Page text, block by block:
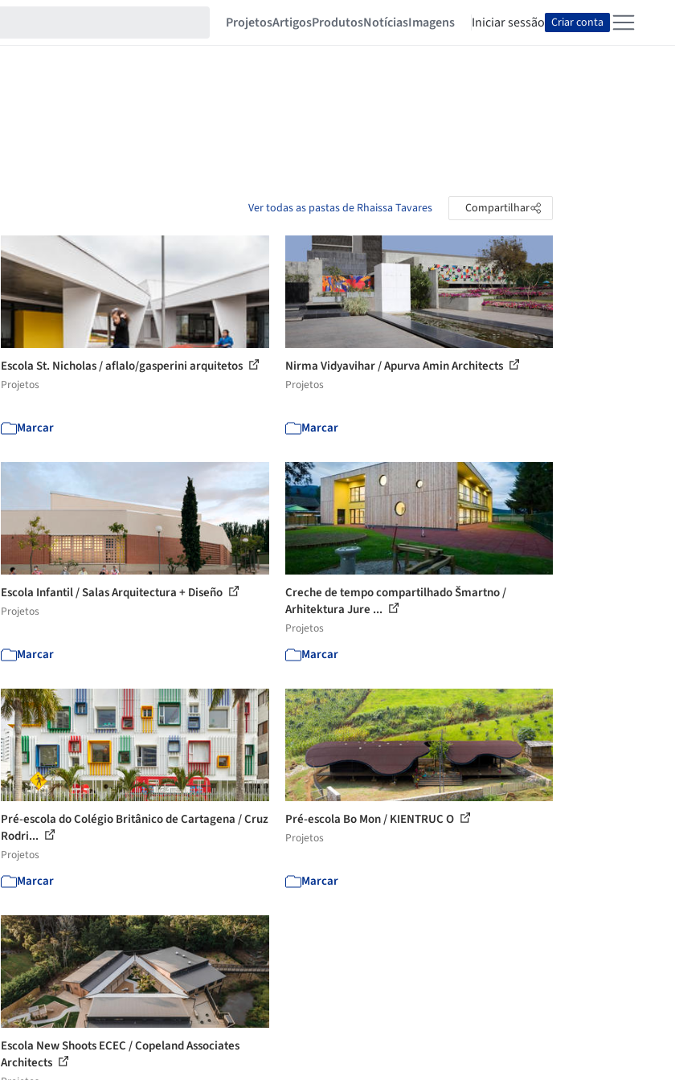
ProjetosArtigosProdutosNotíciasImagens Iniciar sessão Criar conta
Ver todas as pastas de Rhaissa Tavares Compartilhar
Escola St. Nicholas / aflalo/gasperini arquitetos
Projetos
Marcar
Nirma Vidyavihar / Apurva Amin Architects
Projetos
Marcar
Escola Infantil / Salas Arquitectura + Diseño
Projetos
Marcar
Creche de tempo compartilhado Šmartno /
Arhitektura Jure ...
Projetos
Marcar
Pré-escola do Colégio Britânico de Cartagena / Cruz
Rodri...
Projetos
Marcar
Pré-escola Bo Mon / KIENTRUC O
Projetos
Marcar
Escola New Shoots ECEC / Copeland Associates
Architects